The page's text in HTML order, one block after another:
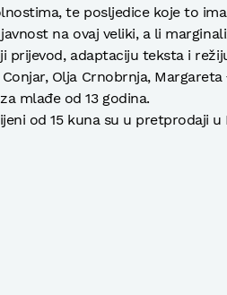
te posljedice koje to
na ovaj veliki, a li
prijevod, adaptaciju teksta i
Conjar, Olja Crnobrnja,
mlađe od 13 godina.
od 15 kuna su u pretprodaji